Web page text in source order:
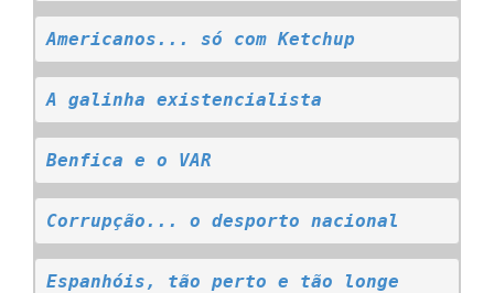
Americanos... só com Ketchup
A galinha existencialista
Benfica e o VAR
Corrupção... o desporto nacional
Espanhóis, tão perto e tão longe